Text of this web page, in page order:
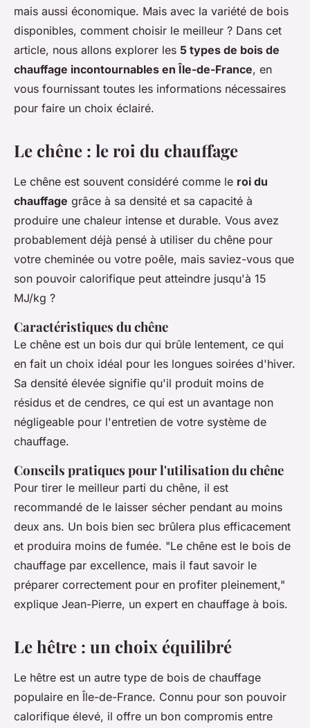
mais aussi économique. Mais avec la variété de bois
disponibles, comment choisir le meilleur ? Dans cet
article, nous allons explorer les 5 types de bois de
chauffage incontournables en Île-de-France, en
vous fournissant toutes les informations nécessaires
pour faire un choix éclairé.
Le chêne : le roi du chauffage
Le chêne est souvent considéré comme le roi du
chauffage grâce à sa densité et sa capacité à
produire une chaleur intense et durable. Vous avez
probablement déjà pensé à utiliser du chêne pour
votre cheminée ou votre poêle, mais saviez-vous que
son pouvoir calorifique peut atteindre jusqu'à 15
MJ/kg ?
Caractéristiques du chêne
Le chêne est un bois dur qui brûle lentement, ce qui
en fait un choix idéal pour les longues soirées d'hiver.
Sa densité élevée signifie qu'il produit moins de
résidus et de cendres, ce qui est un avantage non
négligeable pour l'entretien de votre système de
chauffage.
Conseils pratiques pour l'utilisation du chêne
Pour tirer le meilleur parti du chêne, il est
recommandé de le laisser sécher pendant au moins
deux ans. Un bois bien sec brûlera plus efficacement
et produira moins de fumée. "Le chêne est le bois de
chauffage par excellence, mais il faut savoir le
préparer correctement pour en profiter pleinement,"
explique Jean-Pierre, un expert en chauffage à bois.
Le hêtre : un choix équilibré
Le hêtre est un autre type de bois de chauffage
populaire en Île-de-France. Connu pour son pouvoir
calorifique élevé, il offre un bon compromis entre